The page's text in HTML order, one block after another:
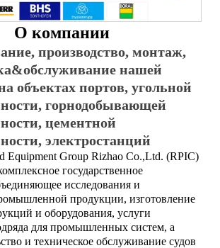
О компании
производство, монтаж,
нашей
объектах портов, угольной
горнодобывающей
цементной
электростанций
Equipment Group Rizhao Co.,Ltd. (RPIC)
государственное
исследования и
продукции, изготовление
и оборудования, услуги
для промышленных систем, а
и техническое обслуживание судов